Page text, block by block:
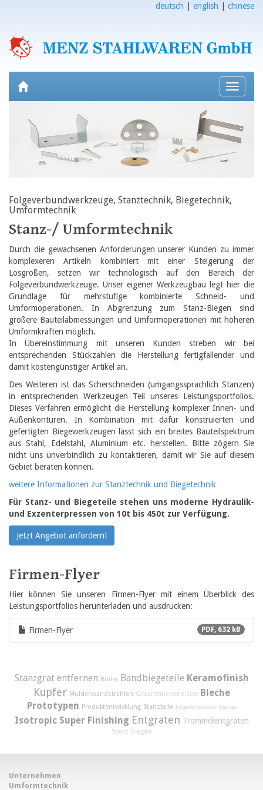
deutsch english chinese
Toggle
Folgeverbundwerkzeuge, Stanztechnik, Biegetechnik,
Umformtechnik
Stanz-/ Umformtechnik
Durch die gewachsenen Anforderungen unserer Kunden zu immer
komplexeren Artikeln kombiniert mit einer Steigerung der
Losgrößen, setzen wir technologisch auf den Bereich der
Folgeverbundwerkzeuge. Unser eigener Werkzeugbau legt hier die
Grundlage für mehrstufige kombinierte Schneid- und
Umformoperationen. In Abgrenzung zum Stanz-Biegen sind
größere Bauteilabmessungen und Umformoperationen mit höheren
Umformkräften möglich.
In Übereinstimmung mit unseren Kunden streben wir bei
entsprechenden Stückzahlen die Herstellung fertigfallender und
damit kostengünstiger Artikel an.
Des Weiteren ist das Scherschneiden (umgangssprachlich Stanzen)
in entsprechenden Werkzeugen Teil unseres Leistungsportfolios.
Dieses Verfahren ermöglicht die Herstellung komplexer Innen- und
Außenkonturen. In Kombination mit dafür konstruierten und
gefertigten Biegewerkzeugen lässt sich ein breites Bauteilspektrum
aus Stahl, Edelstahl, Aluminium etc. herstellen. Bitte zögern Sie
nicht uns unverbindlich zu kontaktieren, damit wir Sie auf diesem
Gebiet beraten können.
weitere Informationen zur Stanztechnik und Biegetechnik
Für Stanz- und Biegeteile stehen uns moderne Hydraulik-
und Exzenterpressen von 10t bis 450t zur Verfügung.
Jetzt Angebot anfordern!
Firmen-Flyer
Hier können Sie unseren Firmen-Flyer mit einem Überblick des
Leistungsportfolios herunterladen und ausdrucken:
Firmen-Flyer PDF, 632 kB
Stanzgrat entfernen Bihler Bandbiegeteile Keramofinish
Kupfer Muldenbandstrahlen Gesamtdienstleister Bleche
Prototypen Produktentwicklung Stanzteile Folgeverbundwerkzeuge
Isotropic Super Finishing Entgraten Trommelentgraten
Stanz-Biegen
Unternehmen
Umformtechnik